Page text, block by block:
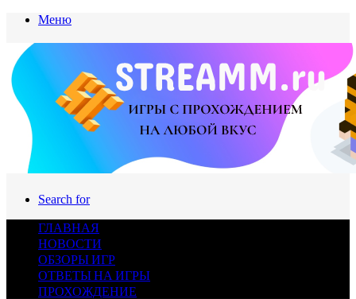
Меню
Search for
ГЛАВНАЯ
НОВОСТИ
ОБЗОРЫ ИГР
ОТВЕТЫ НА ИГРЫ
ПРОХОЖДЕНИЕ